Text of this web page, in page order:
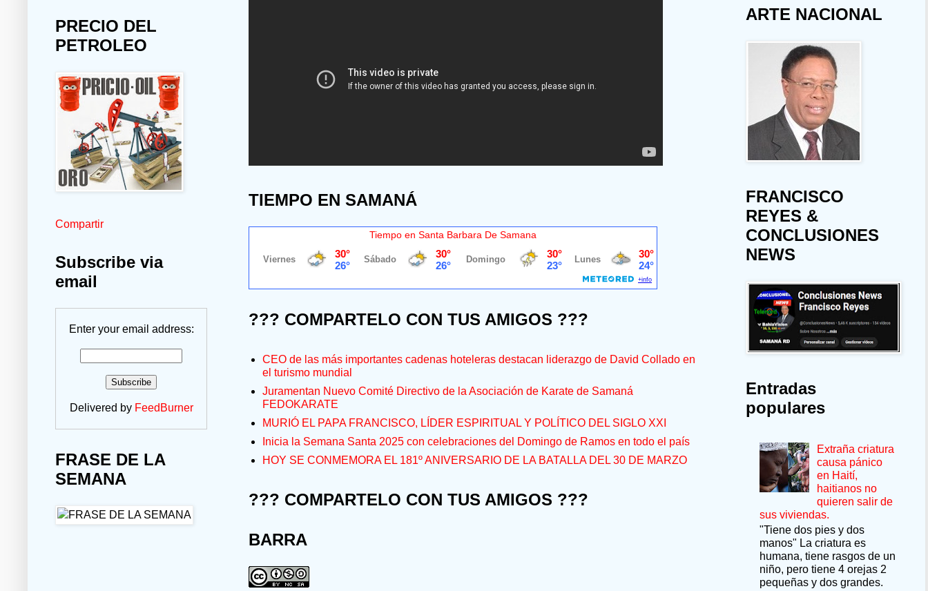
TIEMPO EN SAMANÁ
Tiempo en Santa Barbara De Samana
??? COMPARTELO CON TUS AMIGOS ???
CEO de las más importantes cadenas hoteleras destacan liderazgo de David Collado en
el turismo mundial
Juramentan Nuevo Comité Directivo de la Asociación de Karate de Samaná
FEDOKARATE
MURIÓ EL PAPA FRANCISCO, LÍDER ESPIRITUAL Y POLÍTICO DEL SIGLO XXI
Inicia la Semana Santa 2025 con celebraciones del Domingo de Ramos en todo el país
HOY SE CONMEMORA EL 181º ANIVERSARIO DE LA BATALLA DEL 30 DE MARZO
??? COMPARTELO CON TUS AMIGOS ???
BARRA
PRECIO DEL
PETROLEO
Compartir
Subscribe via
email
Enter your email address:
Delivered by FeedBurner
FRASE DE LA
SEMANA
ARTE NACIONAL
FRANCISCO
REYES &
CONCLUSIONES
NEWS
Entradas
populares
Extraña criatura
causa pánico
en Haití,
haitianos no
quieren salir de
sus viviendas.
"Tiene dos pies y dos
manos" La criatura es
humana, tiene rasgos de un
niño, pero tiene 4 orejas 2
pequeñas y dos grandes.